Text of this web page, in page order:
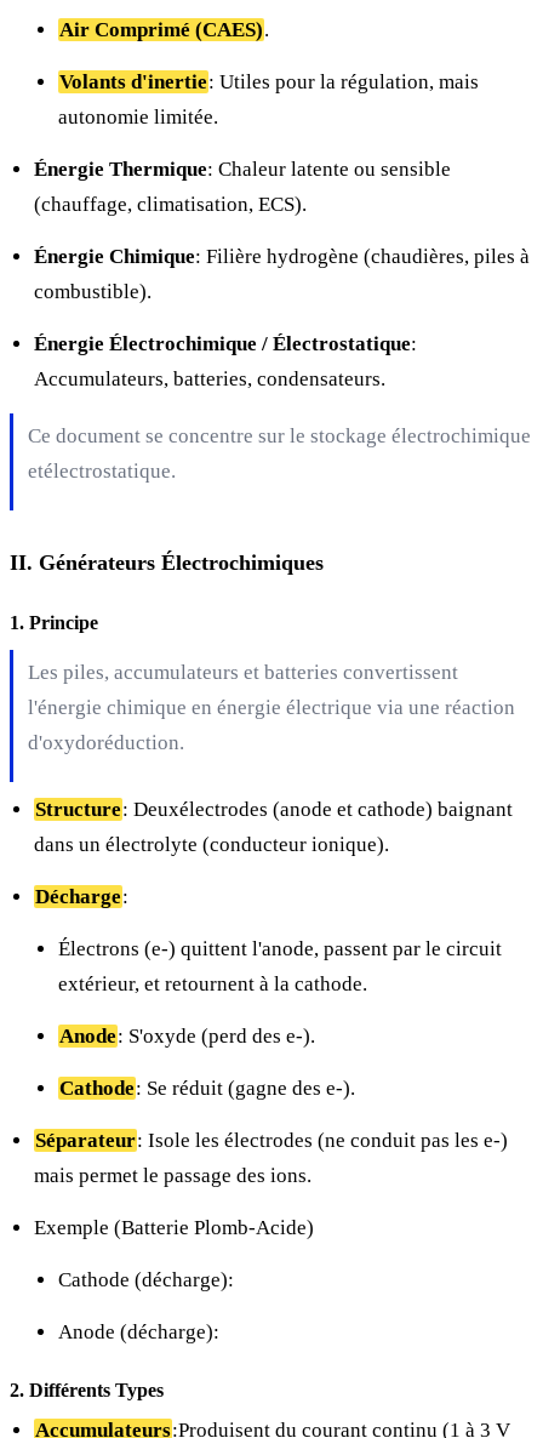
Air Comprimé (CAES).
Volants d'inertie: Utiles pour la régulation, mais
autonomie limitée.
Énergie Thermique: Chaleur latente ou sensible
(chauffage, climatisation, ECS).
Énergie Chimique: Filière hydrogène (chaudières, piles à
combustible).
Énergie Électrochimique / Électrostatique:
Accumulateurs, batteries, condensateurs.
Ce document se concentre sur le stockage électrochimique
etélectrostatique.
II. Générateurs Électrochimiques
1. Principe
Les piles, accumulateurs et batteries convertissent
l'énergie chimique en énergie électrique via une réaction
d'oxydoréduction.
Structure: Deuxélectrodes (anode et cathode) baignant
dans un électrolyte (conducteur ionique).
Décharge:
Électrons (e-) quittent l'anode, passent par le circuit
extérieur, et retournent à la cathode.
Anode: S'oxyde (perd des e-).
Cathode: Se réduit (gagne des e-).
Séparateur: Isole les électrodes (ne conduit pas les e-)
mais permet le passage des ions.
Exemple (Batterie Plomb-Acide)
Cathode (décharge):
Anode (décharge):
2. Différents Types
Accumulateurs:Produisent du courant continu (1 à 3 V